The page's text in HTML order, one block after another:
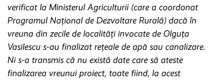
verificat la Ministerul Agriculturii (care a coordonat
Programul Național de Dezvoltare Rurală) dacă în
vreuna din zecile de localități invocate de Olguța
Vasilescu s-au finalizat rețeale de apă sau canalizare.
Ni s-a transmis că nu există date care să ateste
finalizarea vreunui proiect, toate fiind, la acest